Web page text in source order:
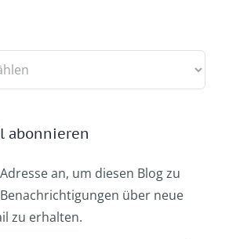
abonnieren
an, um diesen Blog zu
über neue
zu erhalten.